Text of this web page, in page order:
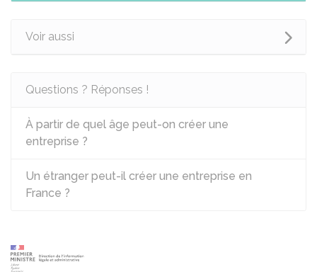
Voir aussi
Questions ? Réponses !
À partir de quel âge peut-on créer une
entreprise ?
Un étranger peut-il créer une entreprise en
France ?